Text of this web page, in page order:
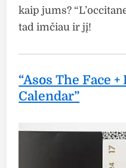
kaip jums?
tad imčiau ir jį!
“Asos The Face
Calendar”